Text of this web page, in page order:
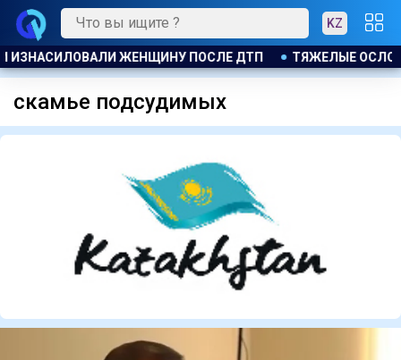
KZ
ПРИВЕЛИ К ГРОМКОМУ РАЗБИРАТЕЛЬСТВУ В
скамье подсудимых